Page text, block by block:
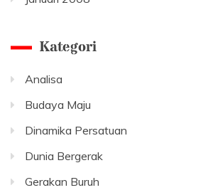
Kategori
Analisa
Budaya Maju
Dinamika Persatuan
Dunia Bergerak
Gerakan Buruh